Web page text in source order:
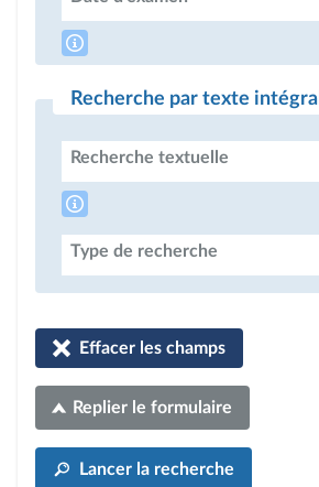
Recherche par texte intégral
Recherche textuelle
Type de recherche
Effacer les champs
Replier le formulaire
Lancer la recherche